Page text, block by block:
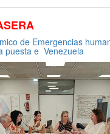
de Emergencias
puesta e Venezuela